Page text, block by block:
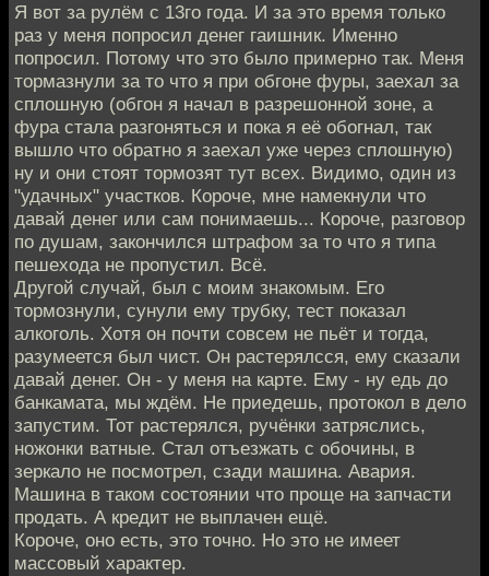
Я вот за рулём с 13го года. И за это время только
раз у меня попросил денег гаишник. Именно
попросил. Потому что это было примерно так. Меня
тормазнули за то что я при обгоне фуры, заехал за
сплошную (обгон я начал в разрешонной зоне, а
фура стала разгоняться и пока я её обогнал, так
вышло что обратно я заехал уже через сплошную)
ну и они стоят тормозят тут всех. Видимо, один из
"удачных" участков. Короче, мне намекнули что
давай денег или сам понимаешь... Короче, разговор
по душам, закончился штрафом за то что я типа
пешехода не пропустил. Всё.
Другой случай, был с моим знакомым. Его
тормознули, сунули ему трубку, тест показал
алкоголь. Хотя он почти совсем не пьёт и тогда,
разумеется был чист. Он растерялсся, ему сказали
давай денег. Он - у меня на карте. Ему - ну едь до
банкамата, мы ждём. Не приедешь, протокол в дело
запустим. Тот растерялся, ручёнки затряслись,
ножонки ватные. Стал отъезжать с обочины, в
зеркало не посмотрел, сзади машина. Авария.
Машина в таком состоянии что проще на запчасти
продать. А кредит не выплачен ещё.
Короче, оно есть, это точно. Но это не имеет
массовый характер.